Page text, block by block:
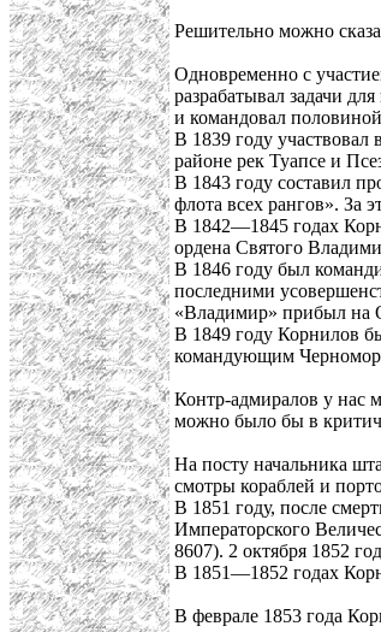
Решительно можно
Одновременно с
разрабатывал задачи
и командовал половиной
В 1839 году
районе рек Туапсе и
В 1843 году составил
флота всех рангов». За
В 1842—1845 годах
ордена Святого
В 1846 году был
последними
«Владимир» прибыл на
В 1849 году Корнилов
командующим
Контр-адмиралов у нас
можно было бы в
На посту начальника
смотры кораблей и
В 1851 году, после
Императорского
8607). 2 октября 1852
В 1851—1852 годах
В феврале 1853 года